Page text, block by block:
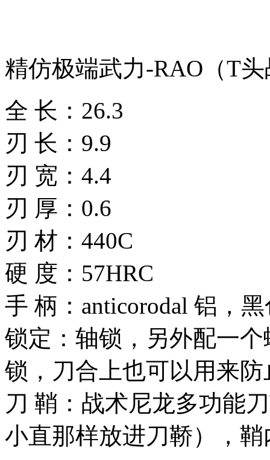
精仿极端武力-RAO（T
全 长：26.3
刃 长：9.9
刃 宽：4.4
刃 厚：0.6
刃 材：440C
硬 度：57HRC
手 柄：anticorodal 铝，
锁定：轴锁，另外配一
锁，刀合上也可以用来
刀 鞘：战术尼龙多功能
小直那样放进刀鞒），